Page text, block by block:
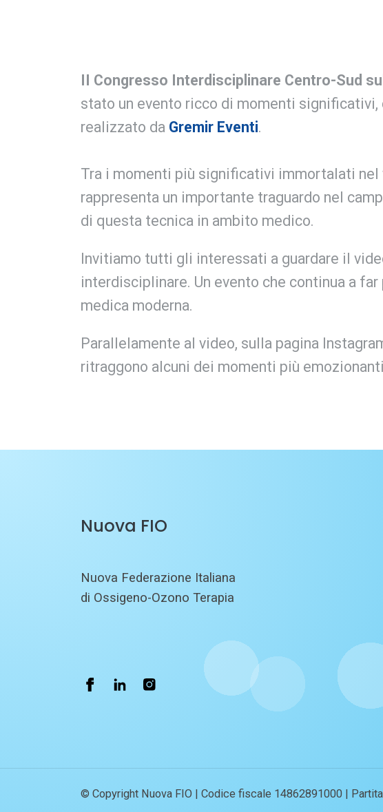
II Congresso Interdisciplinare Centro-Sud
stato un evento ricco di momenti
realizzato da Gremir Eventi.
Tra i momenti più significativi immortalati nel
rappresenta un importante traguardo nel
di questa tecnica in ambito medico.
Invitiamo tutti gli interessati a guardare il
interdisciplinare. Un evento che continua a
medica moderna.
Parallelamente al video, sulla pagina
ritraggono alcuni dei momenti più
Nuova FIO
Nuova Federazione Italiana
di Ossigeno-Ozono Terapia
© Copyright Nuova FIO | Codice fiscale 14862891000 |